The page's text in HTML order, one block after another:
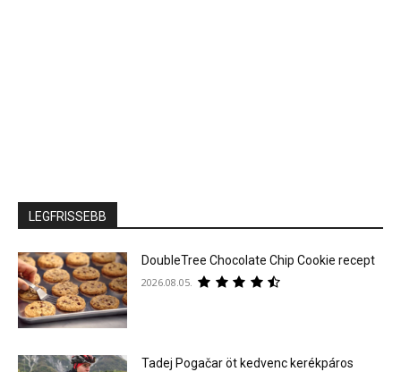
LEGFRISSEBB
DoubleTree Chocolate Chip Cookie recept
2026.08.05.
Tadej Pogačar öt kedvenc kerékpáros